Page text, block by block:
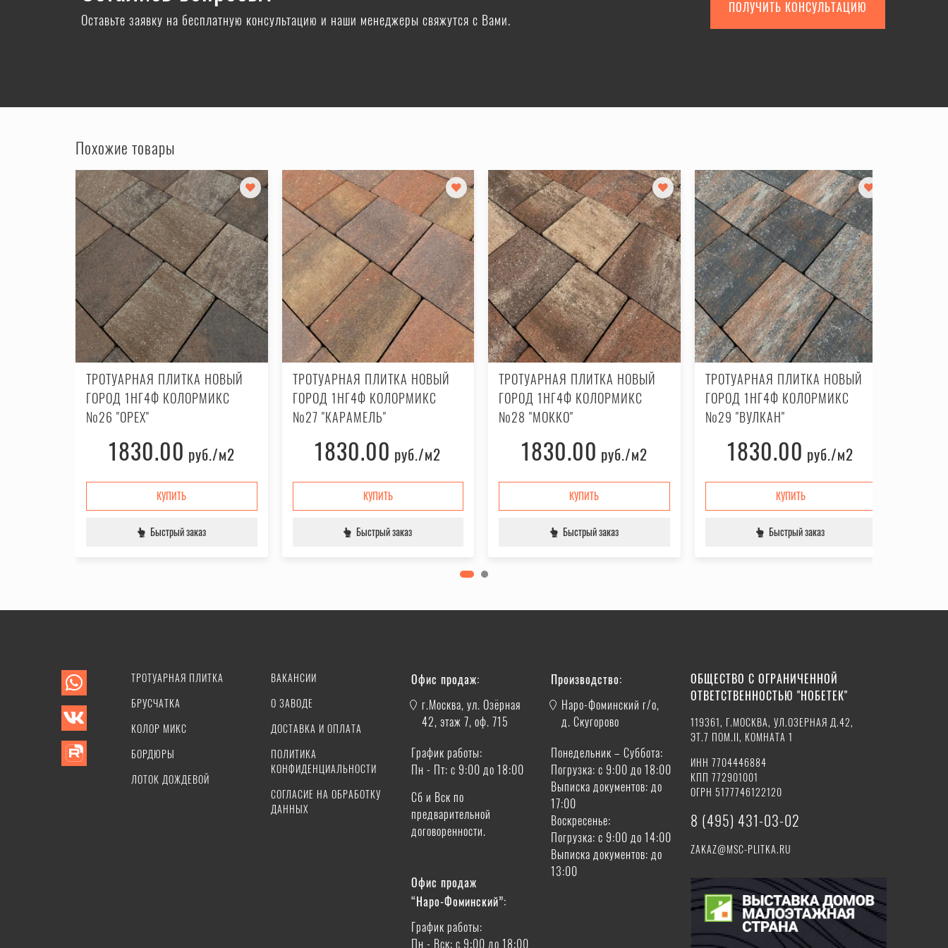
Оставьте заявку на бесплатную консультацию и наши менеджеры свяжутся с Вами.
ПОЛУЧИТЬ КОНСУЛЬТАЦИЮ
Похожие товары
ТРОТУАРНАЯ ПЛИТКА НОВЫЙ
ГОРОД 1НГ4Ф КОЛОРМИКС
№26 "ОРЕХ"
1830.00 руб./м2
КУПИТЬ
Быстрый заказ
ТРОТУАРНАЯ ПЛИТКА НОВЫЙ
ГОРОД 1НГ4Ф КОЛОРМИКС
№27 "КАРАМЕЛЬ"
1830.00 руб./м2
КУПИТЬ
Быстрый заказ
ТРОТУАРНАЯ ПЛИТКА НОВЫЙ
ГОРОД 1НГ4Ф КОЛОРМИКС
№28 "МОККО"
1830.00 руб./м2
КУПИТЬ
Быстрый заказ
ТРОТУАРНАЯ ПЛИТКА НОВЫЙ
ГОРОД 1НГ4Ф КОЛОРМИКС
№29 "ВУЛКАН"
1830.00 руб./м2
КУПИТЬ
Быстрый заказ
ТРОТУАРНАЯ ПЛИТКА
БРУСЧАТКА
КОЛОР МИКС
БОРДЮРЫ
ЛОТОК ДОЖДЕВОЙ
ВАКАНСИИ
О ЗАВОДЕ
ДОСТАВКА И ОПЛАТА
ПОЛИТИКА
КОНФИДЕНЦИАЛЬНОСТИ
СОГЛАСИЕ НА ОБРАБОТКУ
ДАННЫХ
Офис продаж:
г.Москва, ул. Озёрная
42, этаж 7, оф. 715
График работы:
Пн - Пт: с 9:00 до 18:00
Сб и Вск по
предварительной
договоренности.
Офис продаж
“Наро-Фоминский”:
График работы:
Пн - Вск: с 9:00 до 18:00
Производство:
Наро-Фоминский г/о,
д. Скугорово
Понедельник – Суббота:
Погрузка: с 9:00 до 18:00
Выписка документов: до
17:00
Воскресенье:
Погрузка: с 9:00 до 14:00
Выписка документов: до
13:00
ОБЩЕСТВО С ОГРАНИЧЕННОЙ
ОТВЕТСТВЕННОСТЬЮ "НОБЕТЕК"
119361, Г.МОСКВА, УЛ.ОЗЕРНАЯ Д.42,
ЭТ.7 ПОМ.II, КОМНАТА 1
ИНН 7704446884
КПП 772901001
ОГРН 5177746122120
8 (495) 431-03-02
ZAKAZ@MSC-PLITKA.RU